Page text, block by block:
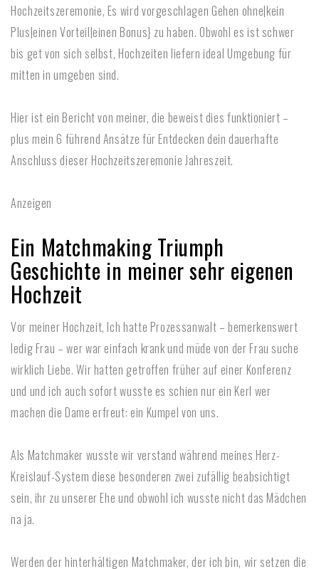
Hochzeitszeremonie, Es wird vorgeschlagen Gehen ohne|kein
Plus|einen Vorteil|einen Bonus} zu haben. Obwohl es ist schwer
bis get von sich selbst, Hochzeiten liefern ideal Umgebung für
mitten in umgeben sind.
Hier ist ein Bericht von meiner, die beweist dies funktioniert –
plus mein 6 führend Ansätze für Entdecken dein dauerhafte
Anschluss dieser Hochzeitszeremonie Jahreszeit.
Anzeigen
Ein Matchmaking Triumph
Geschichte in meiner sehr eigenen
Hochzeit
Vor meiner Hochzeit, Ich hatte Prozessanwalt – bemerkenswert
ledig Frau – wer war einfach krank und müde von der Frau suche
wirklich Liebe. Wir hatten getroffen früher auf einer Konferenz
und und ich auch sofort wusste es schien nur ein Kerl wer
machen die Dame erfreut: ein Kumpel von uns.
Als Matchmaker wusste wir verstand während meines Herz-
Kreislauf-System diese besonderen zwei zufällig beabsichtigt
sein, ihr zu unserer Ehe und obwohl ich wusste nicht das Mädchen
na ja.
Werden der hinterhältigen Matchmaker, der ich bin, wir setzen die